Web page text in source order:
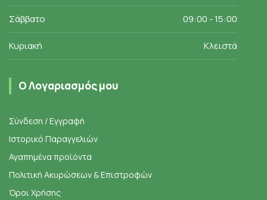
Σάββατο 09:00 - 15:00
Κυριακή Κλειστά
Ο Λογαριασμός μου
Σύνδεση / Εγγραφή
Ιστορικό Παραγγελιών
Αγαπημένα προϊόντα
Πολιτική Ακυρώσεων & Επιστροφών
Όροι Χρήσης